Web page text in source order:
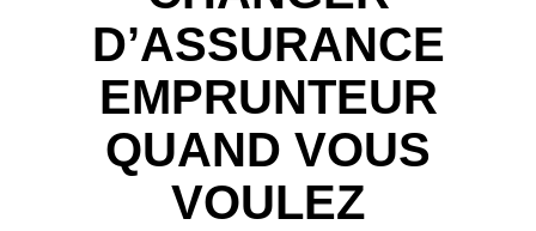
D’ASSURANCE
EMPRUNTEUR
QUAND VOUS
VOULEZ